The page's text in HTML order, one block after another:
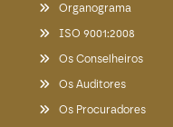
Organograma
ISO 9001:2008
Os Conselheiros
Os Auditores
Os Procuradores